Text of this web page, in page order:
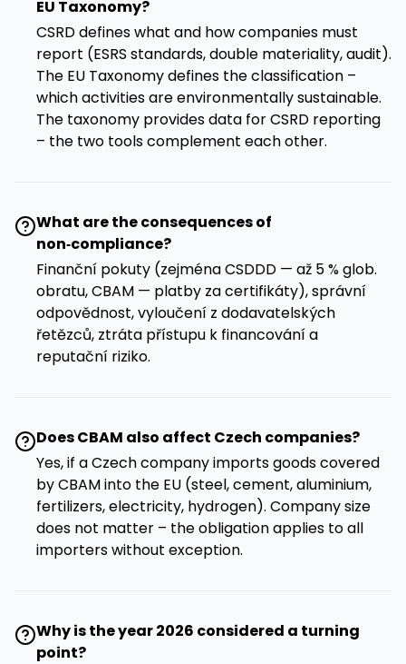
EU Taxonomy?
CSRD defines what and how companies must
report (ESRS standards, double materiality, audit).
The EU Taxonomy defines the classification –
which activities are environmentally sustainable.
The taxonomy provides data for CSRD reporting
– the two tools complement each other.
What are the consequences of
non‑compliance?
Finanční pokuty (zejména CSDDD — až 5 % glob.
obratu, CBAM — platby za certifikáty), správní
odpovědnost, vyloučení z dodavatelských
řetězců, ztráta přístupu k financování a
reputační riziko.
Does CBAM also affect Czech companies?
Yes, if a Czech company imports goods covered
by CBAM into the EU (steel, cement, aluminium,
fertilizers, electricity, hydrogen). Company size
does not matter – the obligation applies to all
importers without exception.
Why is the year 2026 considered a turning
point?